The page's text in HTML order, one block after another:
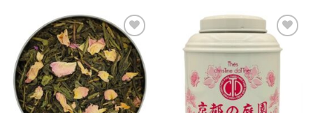
Add to
Wishlist
Add to
Wishlist